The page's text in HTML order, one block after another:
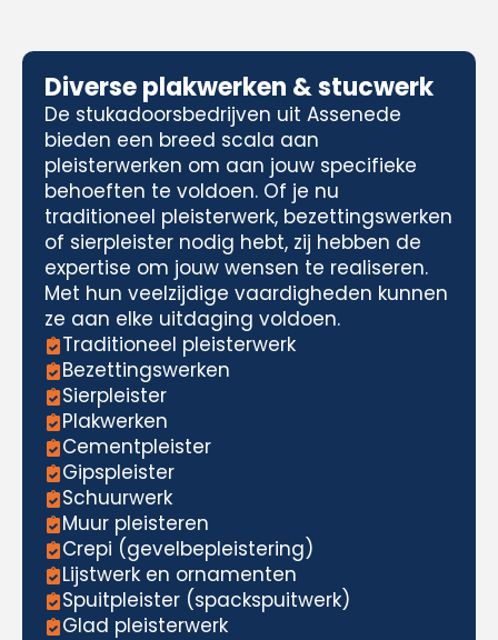
Diverse plakwerken & stucwerk
De stukadoorsbedrijven uit Assenede
bieden een breed scala aan
pleisterwerken om aan jouw specifieke
behoeften te voldoen. Of je nu
traditioneel pleisterwerk, bezettingswerken
of sierpleister nodig hebt, zij hebben de
expertise om jouw wensen te realiseren.
Met hun veelzijdige vaardigheden kunnen
ze aan elke uitdaging voldoen.
Traditioneel pleisterwerk
Bezettingswerken
Sierpleister
Plakwerken
Cementpleister
Gipspleister
Schuurwerk
Muur pleisteren
Crepi (gevelbepleistering)
Lijstwerk en ornamenten
Spuitpleister (spackspuitwerk)
Glad pleisterwerk